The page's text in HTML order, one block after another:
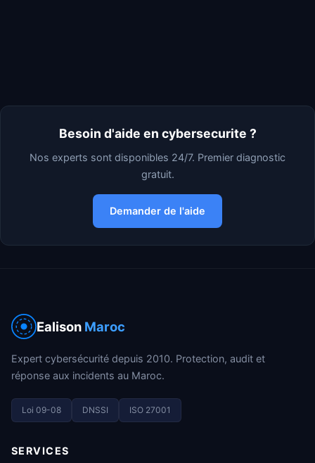
Besoin d'aide en cybersecurite ?
Nos experts sont disponibles 24/7. Premier diagnostic
gratuit.
Demander de l'aide
Ealison Maroc
Expert cybersécurité depuis 2010. Protection, audit et
réponse aux incidents au Maroc.
Loi 09-08 DNSSI ISO 27001
SERVICES